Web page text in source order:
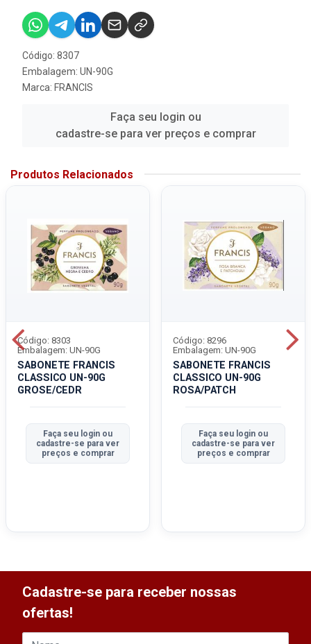
Código: 8307
Embalagem: UN-90G
Marca: FRANCIS
Faça seu login ou
cadastre-se para ver preços e comprar
Produtos Relacionados
SABONETE FRANCIS
CLASSICO UN-90G
GROSE/CEDR
Código: 8303
Embalagem: UN-90G
Faça seu login ou
cadastre-se para ver
preços e comprar
SABONETE FRANCIS
CLASSICO UN-90G
ROSA/PATCH
Código: 8296
Embalagem: UN-90G
Faça seu login ou
cadastre-se para ver
preços e comprar
Cadastre-se para receber nossas
ofertas!